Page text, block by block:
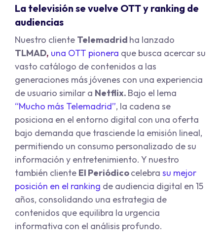
La televisión se vuelve OTT y ranking de
audiencias
Nuestro cliente Telemadrid ha lanzado
TLMAD, una OTT pionera que busca acercar su
vasto catálogo de contenidos a las
generaciones más jóvenes con una experiencia
de usuario similar a Netflix. Bajo el lema
“Mucho más Telemadrid”, la cadena se
posiciona en el entorno digital con una oferta
bajo demanda que trasciende la emisión lineal,
permitiendo un consumo personalizado de su
información y entretenimiento. Y nuestro
también cliente El Periódicocelebra su mejor
posición en el ranking de audiencia digital en 15
años, consolidando una estrategia de
contenidos que equilibra la urgencia
informativa con el análisis profundo.